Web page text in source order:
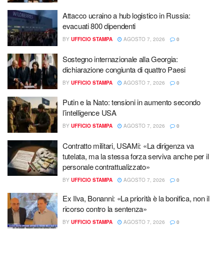
Attacco ucraino a hub logistico in Russia:
evacuati 800 dipendenti
BY UFFICIO STAMPA AGOSTO 7, 2026 0
Sostegno internazionale alla Georgia:
dichiarazione congiunta di quattro Paesi
BY UFFICIO STAMPA AGOSTO 7, 2026 0
Putin e la Nato: tensioni in aumento secondo
l’intelligence USA
BY UFFICIO STAMPA AGOSTO 7, 2026 0
Contratto militari, USAMi: «La dirigenza va
tutelata, ma la stessa forza serviva anche per il
personale contrattualizzato»
BY UFFICIO STAMPA AGOSTO 7, 2026 0
Ex Ilva, Bonanni: «La priorità è la bonifica, non il
ricorso contro la sentenza»
BY UFFICIO STAMPA AGOSTO 7, 2026 0